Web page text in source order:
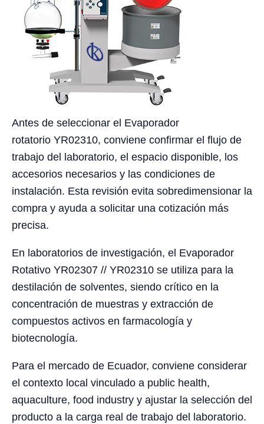
Antes de seleccionar el Evaporador
rotatorio YR02310, conviene confirmar el flujo de
trabajo del laboratorio, el espacio disponible, los
accesorios necesarios y las condiciones de
instalación. Esta revisión evita sobredimensionar la
compra y ayuda a solicitar una cotización más
precisa.
En laboratorios de investigación, el Evaporador
Rotativo YR02307 // YR02310 se utiliza para la
destilación de solventes, siendo crítico en la
concentración de muestras y extracción de
compuestos activos en farmacología y
biotecnología.
Para el mercado de Ecuador, conviene considerar
el contexto local vinculado a public health,
aquaculture, food industry y ajustar la selección del
producto a la carga real de trabajo del laboratorio.